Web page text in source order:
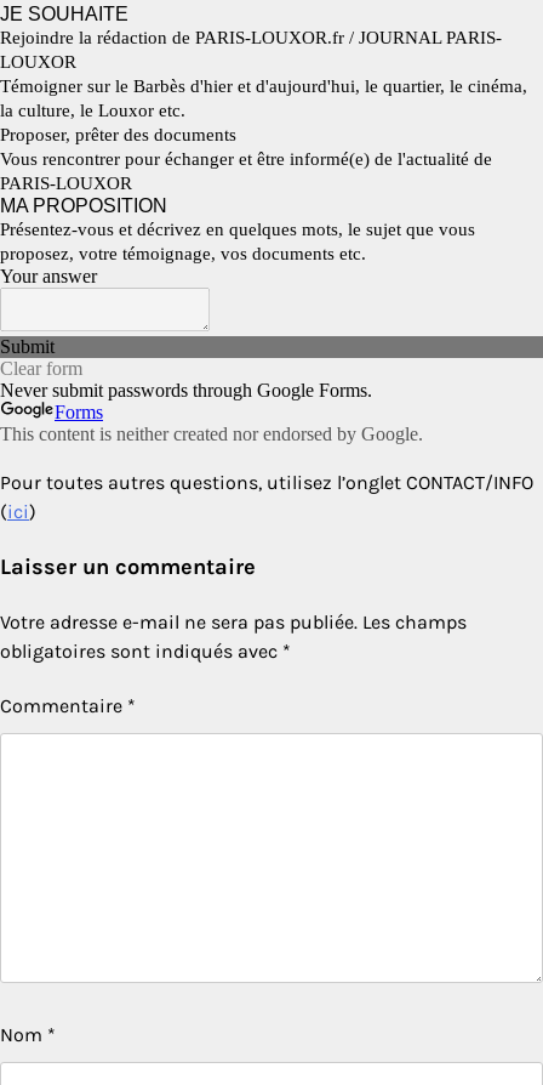
Pour toutes autres questions, utilisez l’onglet CONTACT/INFO
(ici)
Laisser un commentaire
Votre adresse e-mail ne sera pas publiée. Les champs
obligatoires sont indiqués avec *
Commentaire *
Nom *